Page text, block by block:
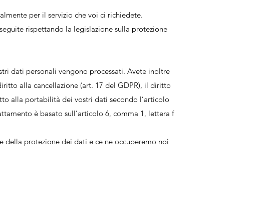
per il servizio che voi ci richiedete.
rispettando la legislazione sulla protezione
dati personali vengono processati. Avete inoltre
alla cancellazione (art. 17 del GDPR), il diritto
alla portabilità dei vostri dati secondo l’articolo
è basato sull’articolo 6, comma 1, lettera f
della protezione dei dati e ce ne occuperemo noi